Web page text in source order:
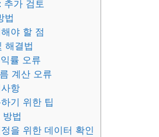
추가 검토
법
야 할 점
해결법
률 오류
계산 오류
항
기 위한 팁
법
을 위한 데이터 확인